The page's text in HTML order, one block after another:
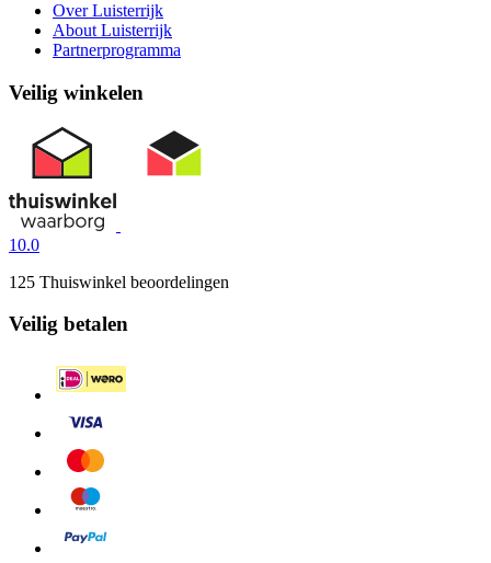
Over Luisterrijk
About Luisterrijk
Partnerprogramma
Veilig winkelen
10.0
125 Thuiswinkel beoordelingen
Veilig betalen